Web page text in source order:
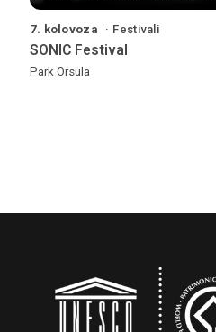
7. kolovoza Festivali
SONIC Festival
Park Orsula